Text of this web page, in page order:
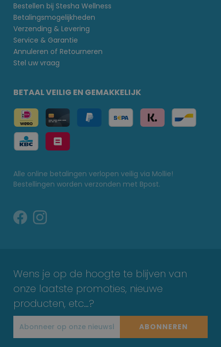
Bestellen bij Stesha Wellness
Betalingsmogelijkheden
Verzending & Levering
Service & Garantie
Annuleren of Retourneren
Stel uw vraag
BETAAL VEILIG EN GEMAKKELIJK
Alle online betalingen verlopen veilig via Mollie!
Bestellingen worden verzonden met Bpost.
Wens je op de hoogte te blijven van
onze laatste promoties, nieuwe
producten, etc…?
ABONNEREN